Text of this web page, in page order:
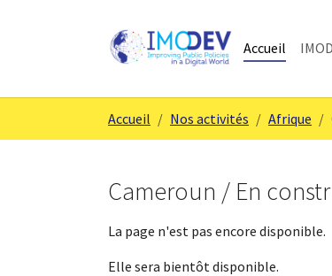
Accueil
Accueil Nos activités Afrique
Cameroun / En
La page n'est pas encore disponible.
Elle sera bientôt disponible.